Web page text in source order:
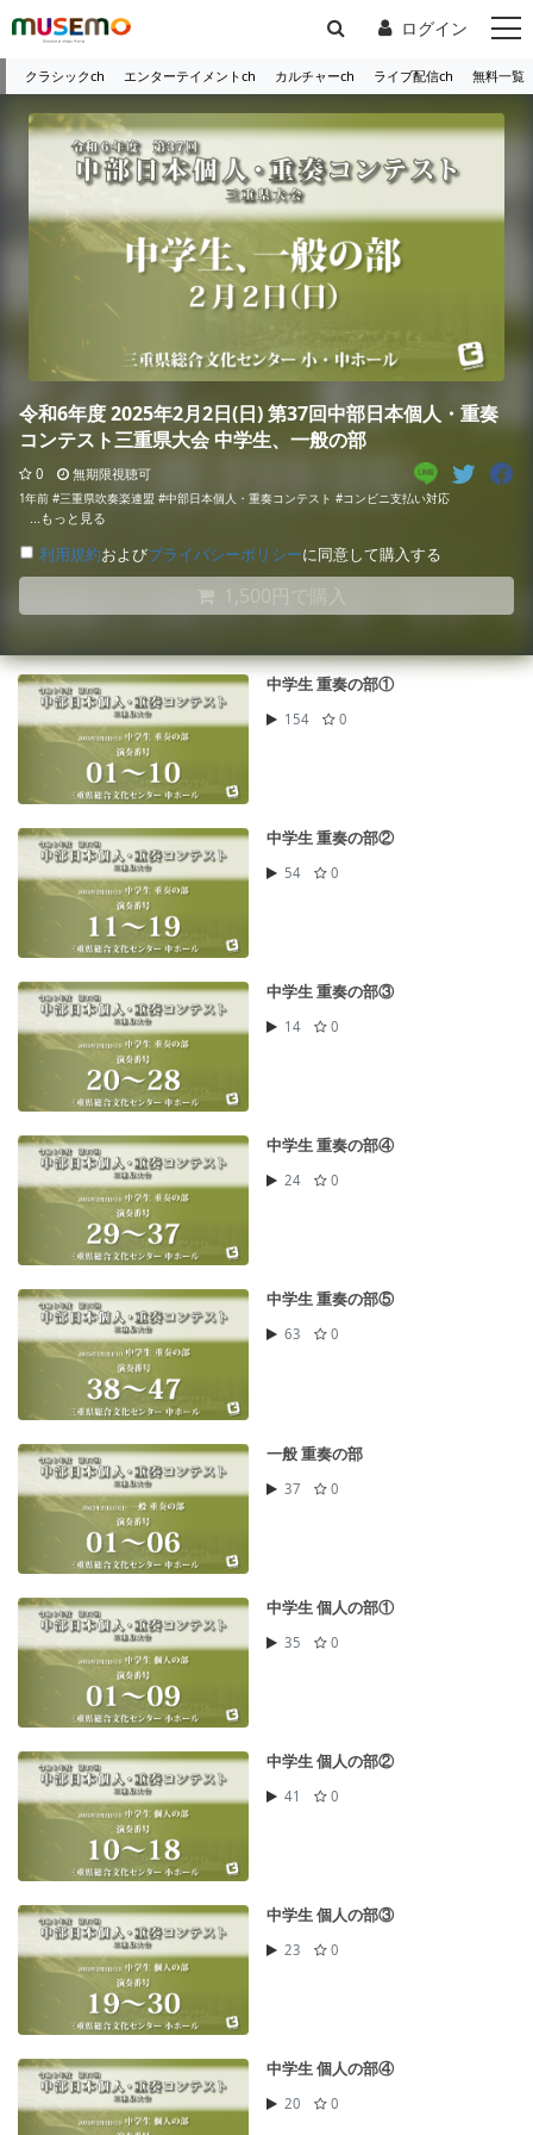
ログイン
クラシックch エンターテイメントch カルチャーch ライブ配信ch 無料一覧
令和6年度 2025年2月2日(日) 第37回中部日本個人・重奏
コンテスト三重県大会 中学生、一般の部
0 無期限視聴可
1年前 #三重県吹奏楽連盟 #中部日本個人・重奏コンテスト #コンビニ支払い対応
...もっと見る
利用規約およびプライバシーポリシーに同意して購入する
1,500円で購入
中学生 重奏の部①
154 0
中学生 重奏の部②
54 0
中学生 重奏の部③
14 0
中学生 重奏の部④
24 0
中学生 重奏の部⑤
63 0
一般 重奏の部
37 0
中学生 個人の部①
35 0
中学生 個人の部②
41 0
中学生 個人の部③
23 0
中学生 個人の部④
20 0